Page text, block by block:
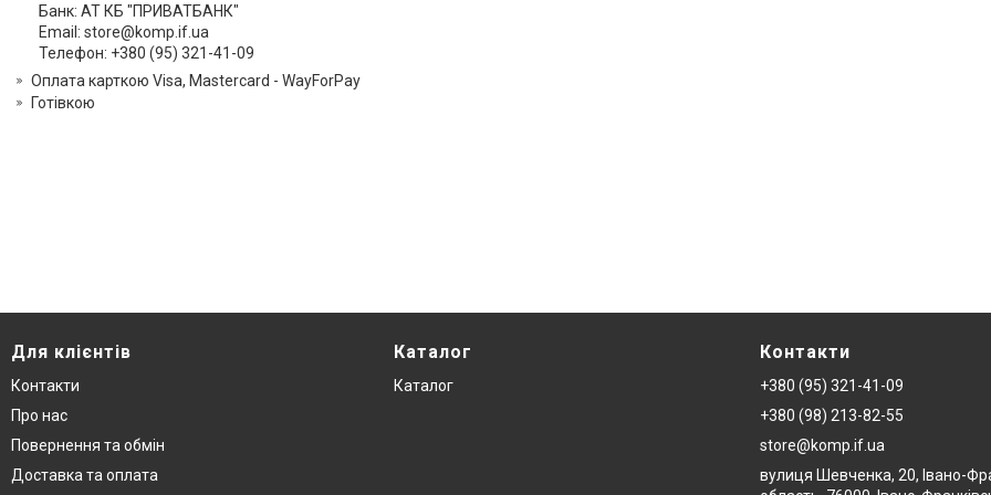
Банк: АТ КБ "ПРИВАТБАНК"
Email: store@komp.if.ua
Телефон: +380 (95) 321-41-09
Оплата карткою Visa, Mastercard - WayForPay
Готівкою
Для клієнтів
Контакти
Про нас
Повернення та обмін
Доставка та оплата
Каталог
Каталог
Контакти
+380 (95) 321-41-09
+380 (98) 213-82-55
store@komp.if.ua
вулиця Шевченка, 20, Івано-